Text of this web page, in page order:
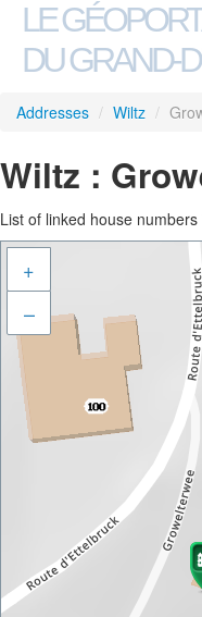
LE
DU GRAND-
Addresses / Wiltz /
Wiltz :
List of linked house
+
–